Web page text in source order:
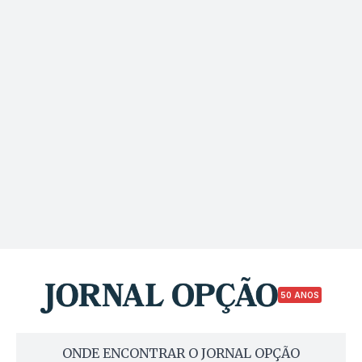
50 ANOS
ONDE ENCONTRAR O JORNAL OPÇÃO